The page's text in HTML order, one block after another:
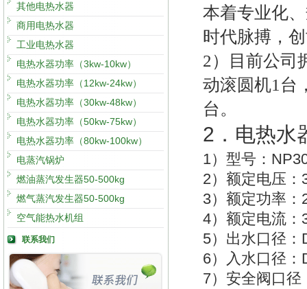
其他电热水器
商用电热水器
工业电热水器
电热水器功率（3kw-10kw）
电热水器功率（12kw-24kw）
电热水器功率（30kw-48kw）
电热水器功率（50kw-75kw）
电热水器功率（80kw-100kw）
电蒸汽锅炉
燃油蒸汽发生器50-500kg
燃气蒸汽发生器50-500kg
空气能热水机组
联系我们
本着专业化
时代脉搏，
2）目前公司
动滚圆机1台
台。
2 ．电热
1）型号：
2）额定电压：
3）额定功率：
4）额定电流：
5）出水口径：
6）入水口径：
7）安全阀口径